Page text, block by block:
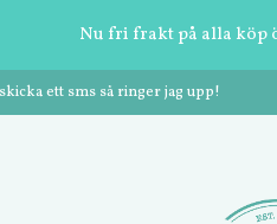
Nu fri frakt på alla köp
ett sms så ringer jag upp!